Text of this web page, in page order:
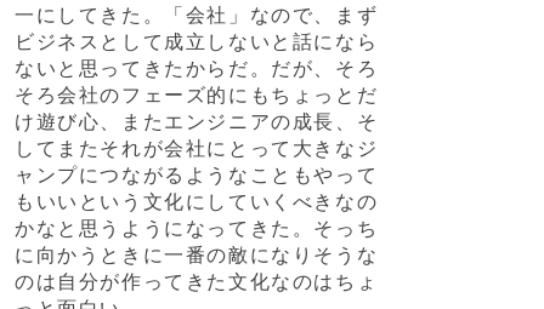
一にしてきた。「会社」なので、まず
ビジネスとして成立しないと話になら
ないと思ってきたからだ。だが、そろ
そろ会社のフェーズ的にもちょっとだ
け遊び心、またエンジニアの成長、そ
してまたそれが会社にとって大きなジ
ャンプにつながるようなこともやって
もいいという文化にしていくべきなの
かなと思うようになってきた。そっち
に向かうときに一番の敵になりそうな
のは自分が作ってきた文化なのはちょ